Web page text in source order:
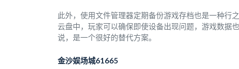
此外，使用文件管理器定期备份游戏存档也是一种行
云盘中，玩家可以确保即使设备出现问题，游戏数据
说，是一个很好的替代方案。
金沙娱场城61665